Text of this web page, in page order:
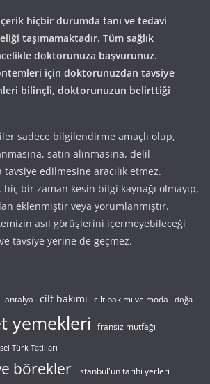
hiçbir durumda tanı ve tedavi
taşımamaktadır. Tüm sağlık
doktorunuza başvurunuz.
için doktorunuzdan tavsiye
bilinçli, doktorunuzun belirttiği
sadece bilgilendirme amaçlı olup,
satın alınmasına, delil
edilmesine aracılık etmez.
bir zaman kesin bilgi kaynağı olmayıp,
eklenmiştir veya yorumlanmıştır.
asıl görüşlerini içermeyebileceği
tavsiye yerine de geçmez.
antalya cilt bakımı cilt bakımı ve moda doğa
yemekleri fransız mutfağı
Türk Tatlıları
börekler istanbul'un tarihi yerleri